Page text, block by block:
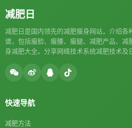
减肥日
减肥日是国内领先的减肥瘦身网站，介绍
谱，包括瘦脸、瘦腰、瘦腿、减肥产品、
身减肥大全。分享网络技术系统减肥技术及
快速导航
减肥方法